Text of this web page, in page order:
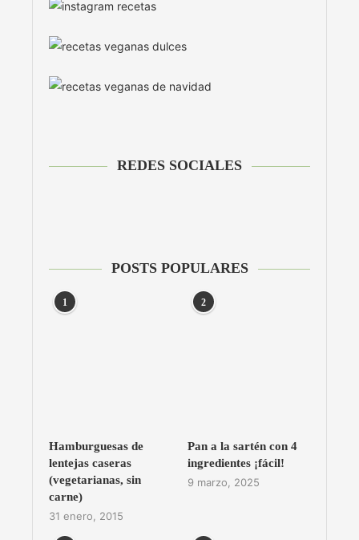
REDES SOCIALES
POSTS POPULARES
1
Hamburguesas de
lentejas caseras
(vegetarianas, sin
carne)
31 enero, 2015
2
Pan a la sartén con 4
ingredientes ¡fácil!
9 marzo, 2025